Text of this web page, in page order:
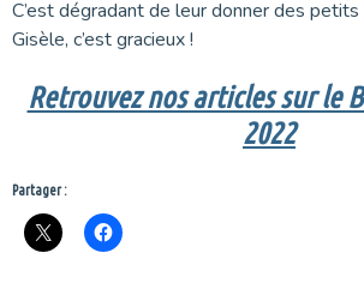
C’est dégradant de leur donner des petits
Gisèle, c’est gracieux !
Retrouvez nos articles sur le
2022
Partager :